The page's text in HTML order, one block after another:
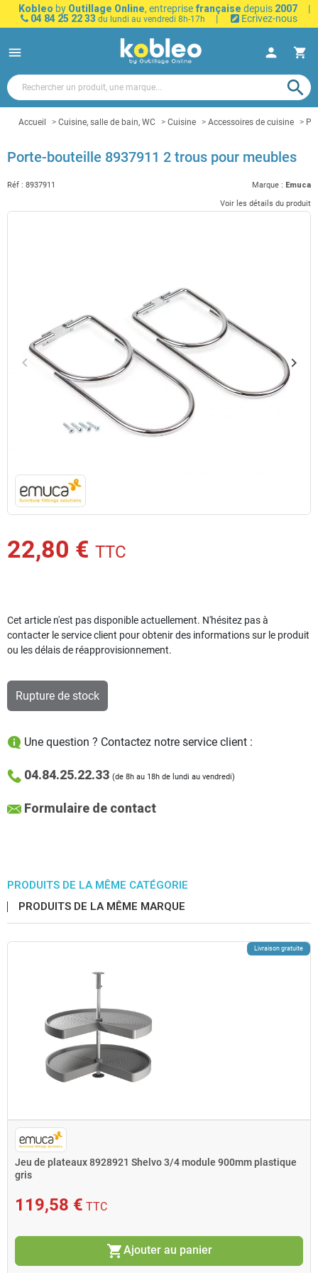
Kobleo by Outillage Online, entreprise française depuis 2007
|
04 84 25 22 33 du lundi au vendredi 8h-17h | Ecrivez-nous
menu person shopping_cart
search
Accueil Cuisine, salle de bain, WC Cuisine Accessoires de cuisine
Porte-bouteille 8937911 2 trous pour meubles
Réf : 8937911 Marque : Emuca
Voir les détails du produit
Précédent
keyboard_arrow_left keyboard_arrow_right
22,80 € TTC
Cet article n'est pas disponible actuellement. N'hésitez pas à
contacter le service client pour obtenir des informations sur le produit
ou les délais de réapprovisionnement.
Rupture de stock
Une question ? Contactez notre service client :
04.84.25.22.33 (de 8h au 18h de lundi au vendredi)
Formulaire de contact
PRODUITS DE LA MÊME CATÉGORIE
PRODUITS DE LA MÊME MARQUE
Livraison gratuite
Jeu de plateaux 8928921 Shelvo 3/4 module 900mm plastique
gris
119,58 € TTC
shopping_cartAjouter au panier